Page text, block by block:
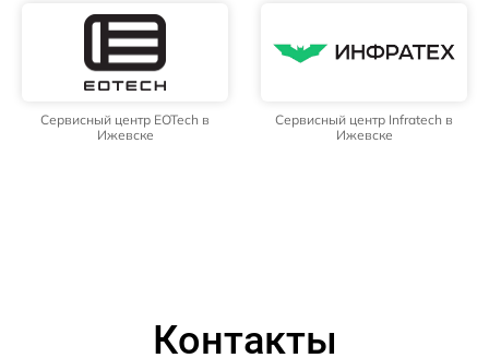
Сервисный центр EOTech в
Ижевске
Сервисный центр Infratech в
Ижевске
Контакты